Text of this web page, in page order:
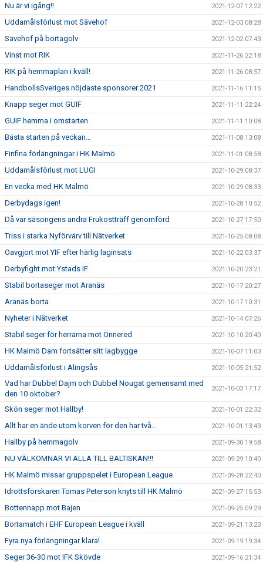
Nu är vi igång!! 2021-12-07 12:22
Uddamålsförlust mot Sävehof 2021-12-03 08:28
Sävehof på bortagolv 2021-12-02 07:43
Vinst mot RIK 2021-11-26 22:18
RIK på hemmaplan i kväll! 2021-11-26 08:57
HandbollsSveriges nöjdaste sponsorer 2021 2021-11-16 11:15
Knapp seger mot GUIF 2021-11-11 22:24
GUIF hemma i omstarten 2021-11-11 10:08
Bästa starten på veckan… 2021-11-08 13:08
Finfina förlängningar i HK Malmö 2021-11-01 08:58
Uddamålsförlust mot LUGI 2021-10-29 08:37
En vecka med HK Malmö 2021-10-29 08:33
Derbydags igen! 2021-10-28 10:52
Då var säsongens andra Frukostträff genomförd 2021-10-27 17:50
Triss i starka Nyförvärv till Nätverket 2021-10-25 08:08
Oavgjort mot YIF efter härlig laginsats 2021-10-22 03:37
Derbyfight mot Ystads IF 2021-10-20 23:21
Stabil bortaseger mot Aranäs 2021-10-17 20:27
Aranäs borta 2021-10-17 10:31
Nyheter i Nätverket 2021-10-14 07:26
Stabil seger för herrarna mot Önnered 2021-10-10 20:40
HK Malmö Dam fortsätter sitt lagbygge 2021-10-07 11:03
Uddamålsförlust i Alingsås 2021-10-05 21:52
Vad har Dubbel Dajm och Dubbel Nougat gemensamt med
den 10 oktober?
2021-10-03 17:17
Skön seger mot Hallby! 2021-10-01 22:32
Allt har en ände utom korven för den har två... 2021-10-01 13:43
Hallby på hemmagolv 2021-09-30 19:58
NU VÄLKOMNAR VI ALLA TILL BALTISKAN!!! 2021-09-29 10:40
HK Malmö missar gruppspelet i European League 2021-09-28 22:40
Idrottsforskaren Tomas Peterson knyts till HK Malmö 2021-09-27 15:53
Bottennapp mot Bajen 2021-09-25 09:29
Bortamatch i EHF European League i kväll 2021-09-21 13:23
Fyra nya förlängningar klara! 2021-09-19 19:34
Seger 36-30 mot IFK Skövde 2021-09-16 21:34